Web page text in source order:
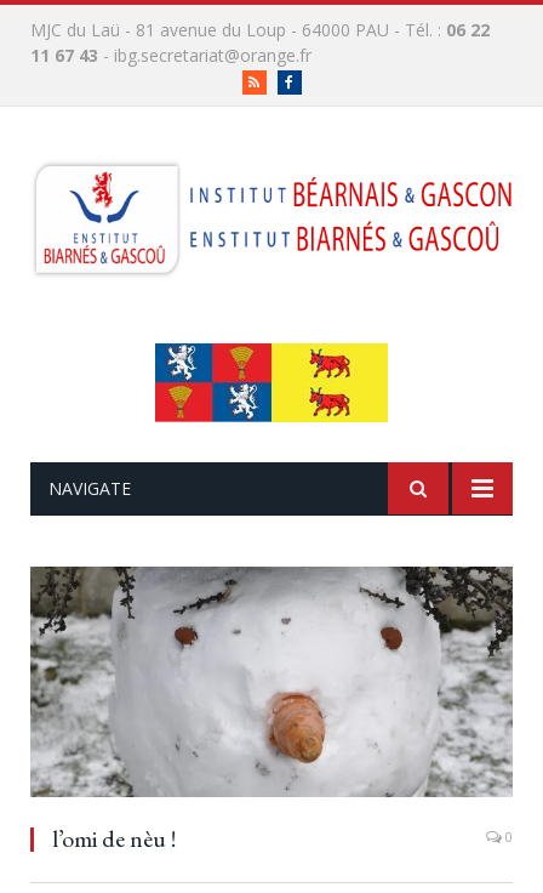
MJC du Laü - 81 avenue du Loup - 64000 PAU - Tél. : 06 22
11 67 43 - ibg.secretariat@orange.fr
RSS
NAVIGATE
l’omi de nèu ! 0